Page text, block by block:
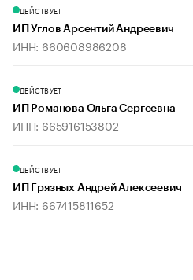
ДЕЙСТВУЕТ
ИП Углов Арсентий Андреевич
ИНН: 660608986208
ДЕЙСТВУЕТ
ИП Романова Ольга Сергеевна
ИНН: 665916153802
ДЕЙСТВУЕТ
ИП Грязных Андрей Алексеевич
ИНН: 667415811652